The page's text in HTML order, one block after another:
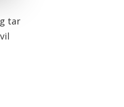
tar